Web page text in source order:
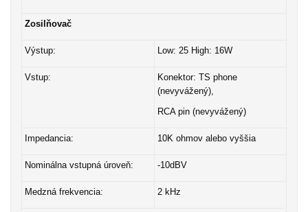
Zosilňovač
Výstup: Low: 25 High: 16W
Vstup:
Konektor: TS phone
(nevyvážený),
RCA pin (nevyvážený)
Impedancia: 10K ohmov alebo vyššia
Nominálna vstupná úroveň: -10dBV
Medzná frekvencia: 2 kHz